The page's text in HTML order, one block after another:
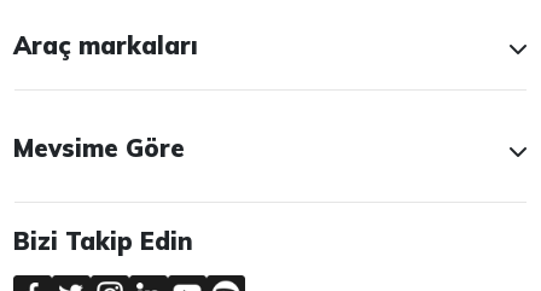
Araç markaları
Mevsime Göre
Bizi Takip Edin